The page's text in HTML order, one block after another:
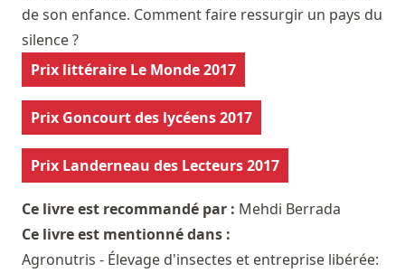
de son enfance. Comment faire ressurgir un pays du
silence ?
Prix littéraire Le Monde 2017
Prix Goncourt des lycéens 2017
Prix Landerneau des Lecteurs 2017
Ce livre est recommandé par : Mehdi Berrada
Ce livre est mentionné dans :
Agronutris - Élevage d'insectes et entreprise libérée: